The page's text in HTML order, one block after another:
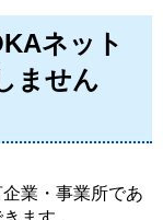
ネット
ません
業・事業所であ